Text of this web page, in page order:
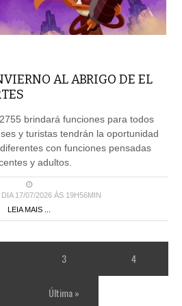
AL ABRIGO DE EL
brindará funciones para todos
y turistas tendrán la oportunidad
con funciones pensadas
y adultos.
17/07/2026 ÀS 19H56MIN
LEIA MAIS ...
3 4
Última »